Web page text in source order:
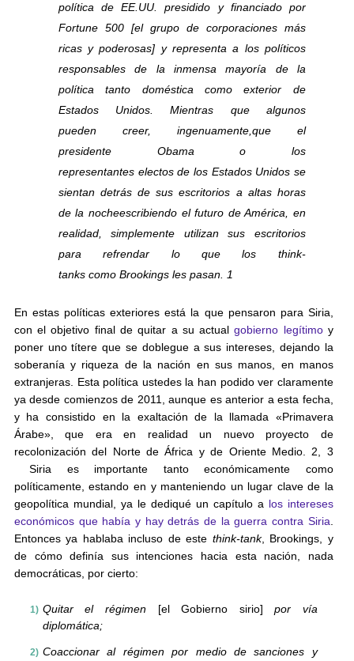
política de EE.UU. presidido y financiado por
Fortune 500 [el grupo de corporaciones más
ricas y poderosas] y representa a los políticos
responsables de la inmensa mayoría de la
política tanto doméstica como exterior de
Estados Unidos.Mientras que algunos
pueden
creer, ingenuamente, que el
presidente
Obama o
los
representantes electos de los Estados Unidos se
sientan detrás de sus escritorios a altas horas
de la nocheescribiendo el futuro de América
en
realidad,
simplemente utilizan
sus escritorios
para
refrendar lo que
los think-
tanks como Brookings les pasan. 1
En estas políticas exteriores está la que pensaron para Siria,
con el objetivo final de quitar a su actualgobierno legítimoy
poner uno títere que se doblegue a sus intereses, dejando la
soberanía y riqueza de la nación en sus manos, en manos
extranjeras. Esta política ustedes la han podido ver claramente
ya desde comienzos de 2011, aunque es anterior a esta fecha,
y ha consistido en la exaltación de la llamada «Primavera
Árabe», que era en realidad un nuevo proyecto de
recolonización del Norte de África y de Oriente Medio. 2, 3
Siria es importante tanto económicamente como
políticamente, estando en y manteniendo un lugar clave de la
geopolítica mundial, ya le dediqué un capítulo a los intereses
económicos que había y hay detrás de la guerra contra Siria
Entonces ya hablaba incluso de este think-tank, Brookings, y
de cómo definía sus intenciones hacia esta nación, nada
democráticas, por cierto:
Quitar el régimen [el Gobierno sirio] por vía
diplomática;
Coaccionar al régimen por medio de sanciones y